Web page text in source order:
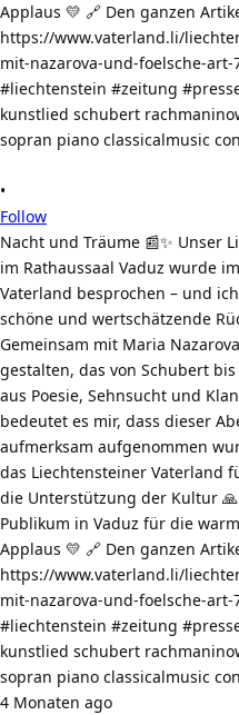
•
Follow
Nacht und Träume 📰✨ Unser
im Rathaussaal Vaduz wurde
Vaterland besprochen – und
schöne und wertschätzende
Gemeinsam mit Maria
gestalten, das von Schubert
aus Poesie, Sehnsucht und
bedeutet es mir, dass dieser
aufmerksam aufgenommen
das Liechtensteiner Vaterland
die Unterstützung der Kultur
Publikum in Vaduz für die
Applaus 💛 🔗 Den ganzen
https://www.vaterland.li/
mit-nazarova-und-foelsche-
#liechtenstein #zeitung
kunstlied schubert
sopran piano classicalmusic
4 Monaten ago